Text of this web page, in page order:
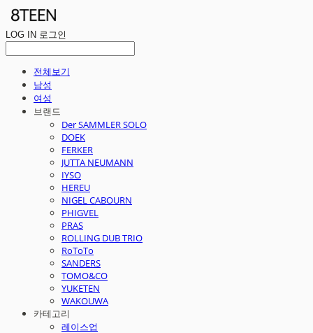
LOG IN 로그인
전체보기
남성
여성
브랜드
Der SAMMLER SOLO
DOEK
FERKER
JUTTA NEUMANN
IYSO
HEREU
NIGEL CABOURN
PHIGVEL
PRAS
ROLLING DUB TRIO
RoToTo
SANDERS
TOMO&CO
YUKETEN
WAKOUWA
카테고리
레이스업